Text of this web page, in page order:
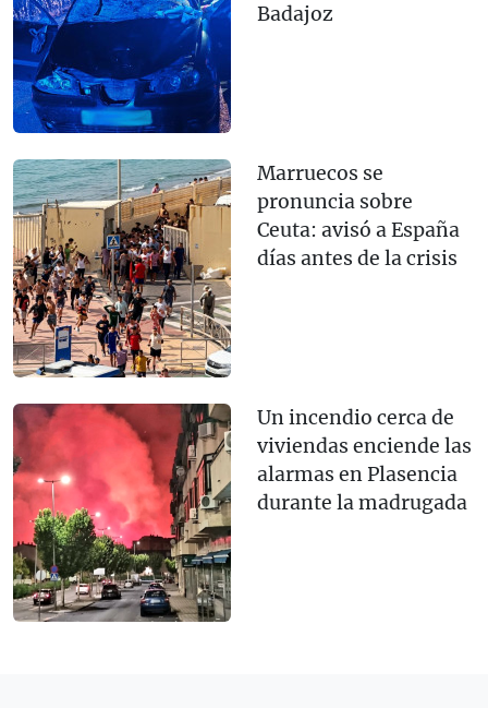
Badajoz
Marruecos se
pronuncia sobre
Ceuta: avisó a España
días antes de la crisis
Un incendio cerca de
viviendas enciende las
alarmas en Plasencia
durante la madrugada